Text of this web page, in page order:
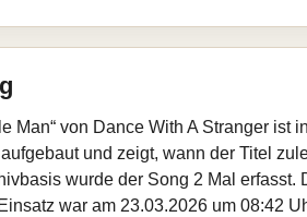
Man“ von Dance With A Stranger
und zeigt, wann der Titel
wurde der Song 2 Mal
war am 23.03.2026 um 08:42